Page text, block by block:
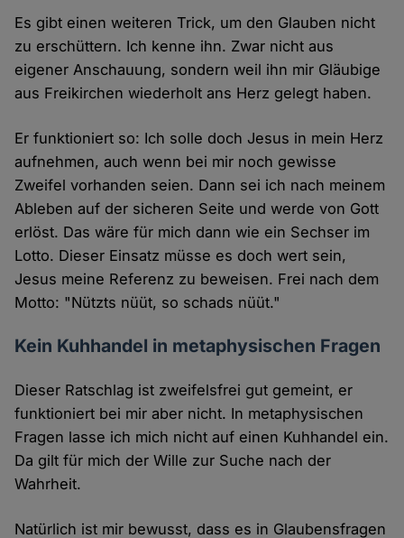
Es gibt einen weiteren Trick, um den Glauben nicht
zu erschüttern. Ich kenne ihn. Zwar nicht aus
eigener Anschauung, sondern weil ihn mir Gläubige
aus Freikirchen wiederholt ans Herz gelegt haben.
Er funktioniert so: Ich solle doch Jesus in mein Herz
aufnehmen, auch wenn bei mir noch gewisse
Zweifel vorhanden seien. Dann sei ich nach meinem
Ableben auf der sicheren Seite und werde von Gott
erlöst. Das wäre für mich dann wie ein Sechser im
Lotto. Dieser Einsatz müsse es doch wert sein,
Jesus meine Referenz zu beweisen. Frei nach dem
Motto: "Nützts nüüt, so schads nüüt."
Kein Kuhhandel in metaphysischen Fragen
Dieser Ratschlag ist zweifelsfrei gut gemeint, er
funktioniert bei mir aber nicht. In metaphysischen
Fragen lasse ich mich nicht auf einen Kuhhandel ein.
Da gilt für mich der Wille zur Suche nach der
Wahrheit.
Natürlich ist mir bewusst, dass es in Glaubensfragen